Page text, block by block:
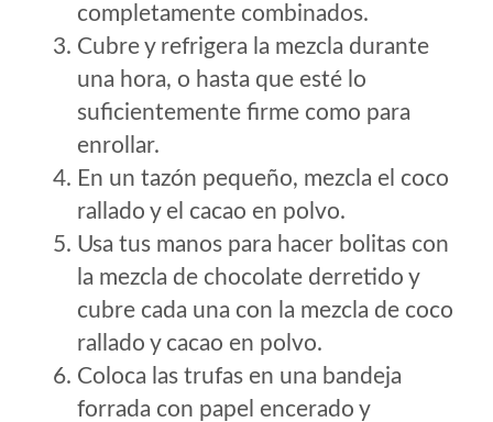
completamente combinados.
Cubre y refrigera la mezcla durante
una hora, o hasta que esté lo
suficientemente firme como para
enrollar.
En un tazón pequeño, mezcla el coco
rallado y el cacao en polvo.
Usa tus manos para hacer bolitas con
la mezcla de chocolate derretido y
cubre cada una con la mezcla de coco
rallado y cacao en polvo.
Coloca las trufas en una bandeja
forrada con papel encerado y